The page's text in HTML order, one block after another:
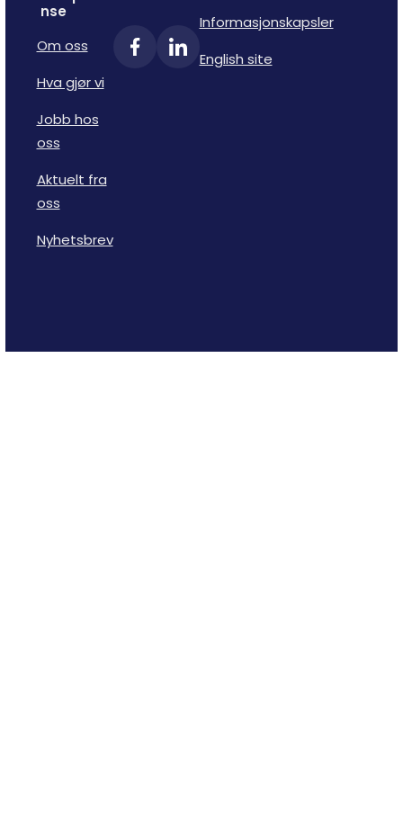
nse
Om oss
Hva gjør vi
Jobb hos
oss
Aktuelt fra
oss
Nyhetsbrev
Informasjonskapsler
English site